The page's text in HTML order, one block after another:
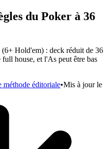
du Poker à 36
Hold'em) : deck réduit de 36
house, et l'As peut être bas
méthode éditoriale•Mis à jour le